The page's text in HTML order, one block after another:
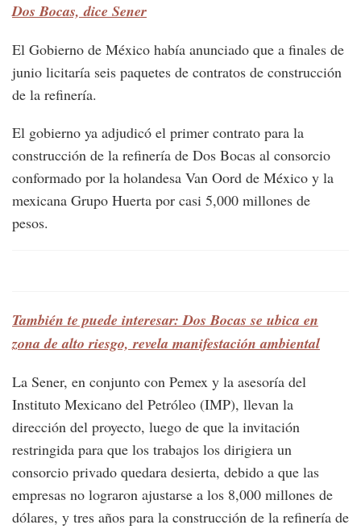
Dos Bocas, dice Sener
El Gobierno de México había anunciado que a finales de
junio licitaría seis paquetes de contratos de construcción
de la refinería.
El gobierno ya adjudicó el primer contrato para la
construcción de la refinería de Dos Bocas al consorcio
conformado por la holandesa Van Oord de México y la
mexicana Grupo Huerta por casi 5,000 millones de
pesos.
También te puede interesar: Dos Bocas se ubica en
zona de alto riesgo, revela manifestación ambiental
La Sener, en conjunto con Pemex y la asesoría del
Instituto Mexicano del Petróleo (IMP), llevan la
dirección del proyecto, luego de que la invitación
restringida para que los trabajos los dirigiera un
consorcio privado quedara desierta, debido a que las
empresas no lograron ajustarse a los 8,000 millones de
dólares, y tres años para la construcción de la refinería de